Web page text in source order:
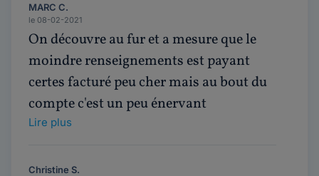
MARC C.
le 08-02-2021
On découvre au fur et a mesure que le
moindre renseignements est payant
certes facturé peu cher mais au bout du
compte c'est un peu énervant
Lire plus
Christine S.